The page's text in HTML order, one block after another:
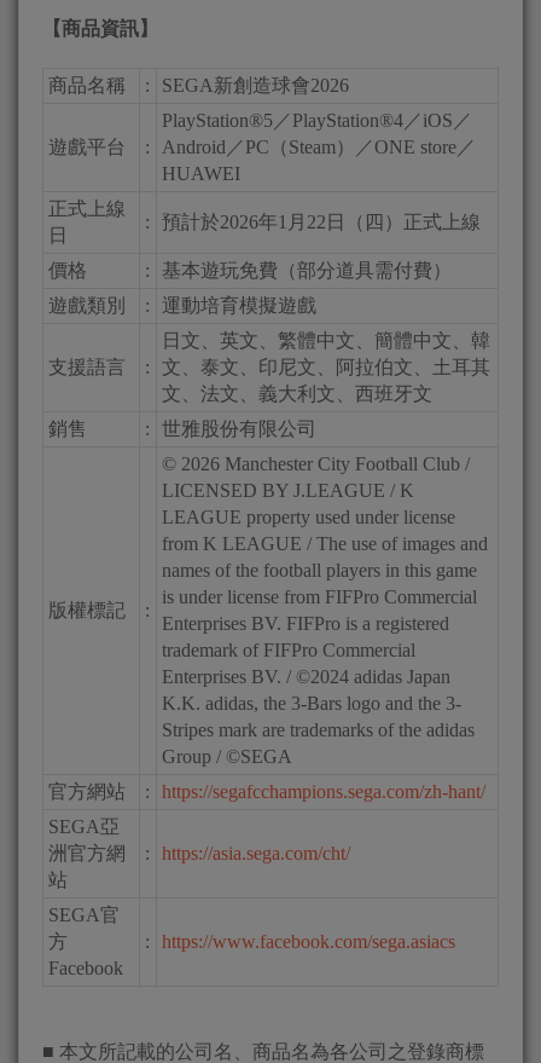
【商品資訊】
商品名稱 : SEGA新創造球會2026
遊戲平台 :
PlayStation®5／PlayStation®4／iOS／
Android／PC（Steam）／ONE store／
HUAWEI
正式上線
日
: 預計於2026年1月22日（四）正式上線
價格 :
基本遊玩免費（部分道具需付費）
遊戲類別
: 運動培育模擬遊戲
支援語言 :
日文、英文、繁體中文、簡體中文、韓
文、泰文、印尼文、阿拉伯文、土耳其
文、法文、義大利文、西班牙文
銷售
: 世雅股份有限公司
版權標記 :
© 2026 Manchester City Football Club /
LICENSED BY J.LEAGUE / K
LEAGUE property used under license
from K LEAGUE / The use of images and
names of the football players in this game
is under license from FIFPro Commercial
Enterprises BV. FIFPro is a registered
trademark of FIFPro Commercial
Enterprises BV. / ©2024 adidas Japan
K.K. adidas, the 3-Bars logo and the 3-
Stripes mark are trademarks of the adidas
Group / ©SEGA
官方網站
:
https://segafcchampions.sega.com/zh-hant/
SEGA亞
洲官方網
站
: https://asia.sega.com/cht/
SEGA官
方
Facebook
: https://www.facebook.com/sega.asiacs
■ 本文所記載的公司名、商品名為各公司之登錄商標